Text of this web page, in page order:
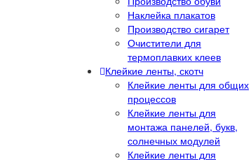
Наклейка плакатов
Производство сигарет
Очистители для
термоплавких клеев
Клейкие ленты, скотч
Клейкие ленты для общих
процессов
Клейкие ленты для
монтажа панелей, букв,
солнечных модулей
Клейкие ленты для